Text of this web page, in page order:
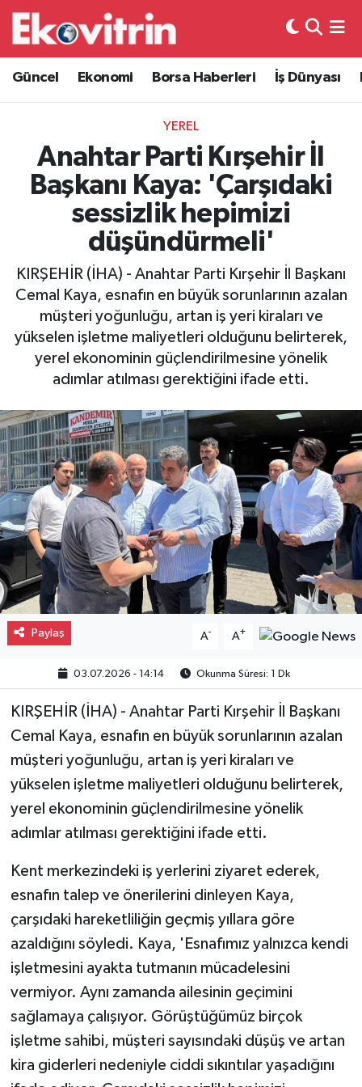
Güncel Ekonomi Borsa Haberleri İş Dünyası
YEREL
Anahtar Parti Kırşehir İl
Başkanı Kaya: 'Çarşıdaki
sessizlik hepimizi
düşündürmeli'
KIRŞEHİR (İHA) - Anahtar Parti Kırşehir İl Başkanı
Cemal Kaya, esnafın en büyük sorunlarının azalan
müşteri yoğunluğu, artan iş yeri kiraları ve
yükselen işletme maliyetleri olduğunu belirterek,
yerel ekonominin güçlendirilmesine yönelik
adımlar atılması gerektiğini ifade etti.
Paylaş A- A+
03.07.2026 - 14:14 Okunma Süresi: 1 Dk
KIRŞEHİR (İHA) - Anahtar Parti Kırşehir İl Başkanı
Cemal Kaya, esnafın en büyük sorunlarının azalan
müşteri yoğunluğu, artan iş yeri kiraları ve
yükselen işletme maliyetleri olduğunu belirterek,
yerel ekonominin güçlendirilmesine yönelik
adımlar atılması gerektiğini ifade etti.
Kent merkezindeki iş yerlerini ziyaret ederek,
esnafın talep ve önerilerini dinleyen Kaya,
çarşıdaki hareketliliğin geçmiş yıllara göre
azaldığını söyledi. Kaya, 'Esnafımız yalnızca kendi
işletmesini ayakta tutmanın mücadelesini
vermiyor. Aynı zamanda ailesinin geçimini
sağlamaya çalışıyor. Görüştüğümüz birçok
işletme sahibi, müşteri sayısındaki düşüş ve artan
kira giderleri nedeniyle ciddi sıkıntılar yaşadığını
Güncel
Ekonomi
Borsa Haberleri
İş Dünyası
Lojistik
Otovitrin
Asayiş
Magazin
Spor
Eğitim
Hava Durumu
Trafik Durumu
Süper Lig Puan Durumu ve Fikstür
Tüm Manşetler
Son Dakika Haberleri
Haber Arşivi